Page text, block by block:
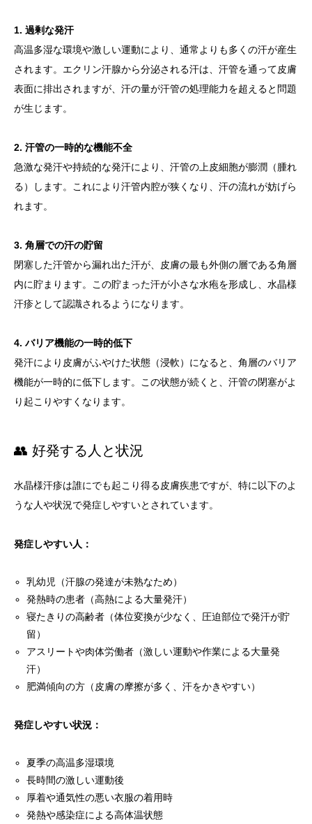
1. 過剰な発汗
高温多湿な環境や激しい運動により、通常よりも多くの汗が産生
されます。エクリン汗腺から分泌される汗は、汗管を通って皮膚
表面に排出されますが、汗の量が汗管の処理能力を超えると問題
が生じます。
2. 汗管の一時的な機能不全
急激な発汗や持続的な発汗により、汗管の上皮細胞が膨潤（腫れ
る）します。これにより汗管内腔が狭くなり、汗の流れが妨げら
れます。
3. 角層での汗の貯留
閉塞した汗管から漏れ出た汗が、皮膚の最も外側の層である角層
内に貯まります。この貯まった汗が小さな水疱を形成し、水晶様
汗疹として認識されるようになります。
4. バリア機能の一時的低下
発汗により皮膚がふやけた状態（浸軟）になると、角層のバリア
機能が一時的に低下します。この状態が続くと、汗管の閉塞がよ
り起こりやすくなります。
👥 好発する人と状況
水晶様汗疹は誰にでも起こり得る皮膚疾患ですが、特に以下のよ
うな人や状況で発症しやすいとされています。
発症しやすい人：
乳幼児（汗腺の発達が未熟なため）
発熱時の患者（高熱による大量発汗）
寝たきりの高齢者（体位変換が少なく、圧迫部位で発汗が貯
留）
アスリートや肉体労働者（激しい運動や作業による大量発
汗）
肥満傾向の方（皮膚の摩擦が多く、汗をかきやすい）
発症しやすい状況：
夏季の高温多湿環境
長時間の激しい運動後
厚着や通気性の悪い衣服の着用時
発熱や感染症による高体温状態